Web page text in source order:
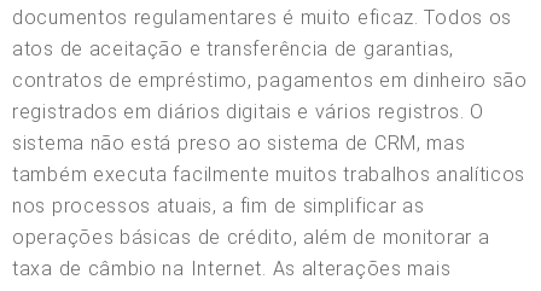
documentos regulamentares é muito eficaz. Todos os
atos de aceitação e transferência de garantias,
contratos de empréstimo, pagamentos em dinheiro são
registrados em diários digitais e vários registros. O
sistema não está preso ao sistema de CRM, mas
também executa facilmente muitos trabalhos analíticos
nos processos atuais, a fim de simplificar as
operações básicas de crédito, além de monitorar a
taxa de câmbio na Internet. As alterações mais